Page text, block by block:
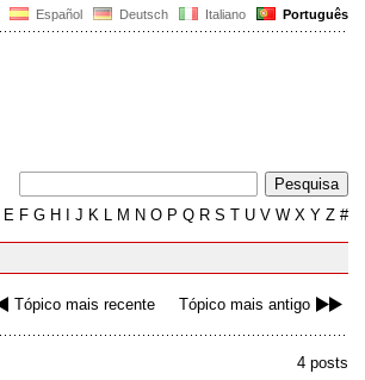
Español Deutsch Italiano Português
E F G H J K L M N O P Q R S T U V W X Y Z #
Tópico mais recente Tópico mais antigo
4 posts